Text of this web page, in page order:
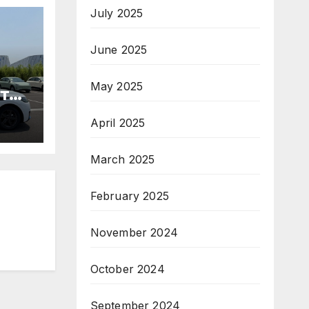
July 2025
June 2025
May 2025
April 2025
March 2025
February 2025
November 2024
October 2024
September 2024